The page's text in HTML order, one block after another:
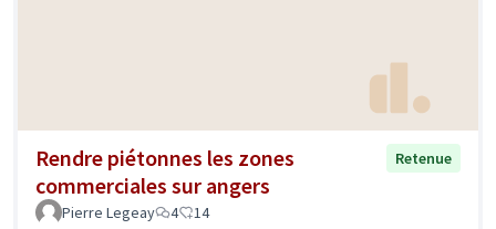
Rendre piétonnes les zones
commerciales sur angers
Retenue
Pierre Legeay 4 14